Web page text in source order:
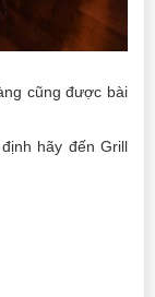
cũng được bài
hãy đến Grill